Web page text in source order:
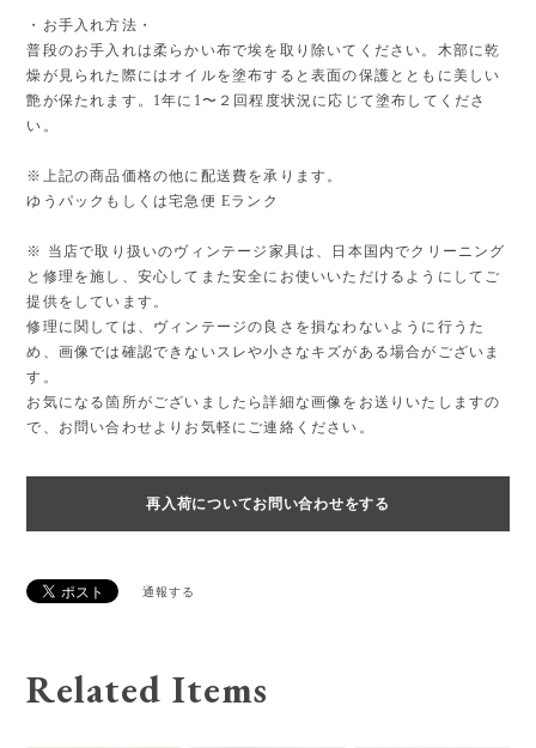
・お手入れ方法・
普段のお手入れは柔らかい布で埃を取り除いてください。木部に乾
燥が見られた際にはオイルを塗布すると表面の保護とともに美しい
艶が保たれます。1年に1〜２回程度状況に応じて塗布してくださ
い。
※上記の商品価格の他に配送費を承ります。
ゆうパックもしくは宅急便 Eランク
※ 当店で取り扱いのヴィンテージ家具は、日本国内でクリーニング
と修理を施し、安心してまた安全にお使いいただけるようにしてご
提供をしています。
修理に関しては、ヴィンテージの良さを損なわないように行うた
め、画像では確認できないスレや小さなキズがある場合がございま
す。
お気になる箇所がございましたら詳細な画像をお送りいたしますの
で、お問い合わせよりお気軽にご連絡ください。
再入荷についてお問い合わせをする
通報する
Related Items